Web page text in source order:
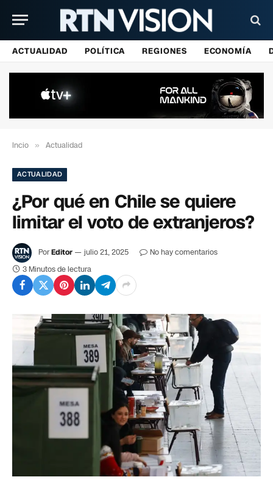
ACTUALIDAD POLÍTICA REGIONES ECONOMÍA
Incio » Actualidad
ACTUALIDAD
¿Por qué en Chile se quiere
limitar el voto de extranjeros?
PorEditor julio 21, 2025
No hay comentarios
3 Minutos de lectura